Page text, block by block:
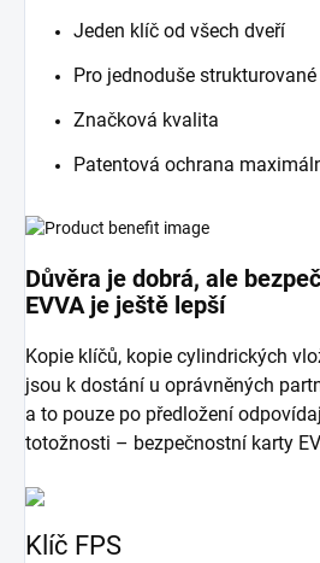
Jeden klíč od všech dveří
Pro jednoduše
Značková kvalita
Patentová ochrana
Důvěra je dobrá, ale
EVVA je ještě lepší
Kopie klíčů, kopie cylindrických
jsou k dostání u oprávněných
a to pouze po předložení
totožnosti – bezpečnostní karty
Klíč FPS